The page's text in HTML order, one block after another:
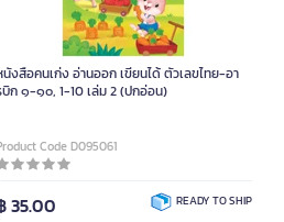
งสือคนเก่ง อ่านออก เขียนได้ ตัวเลขไทย-อา
บิก ๑-๑๐, 1-10 เล่ม 2 (ปกอ่อน)
Code D095061
35.00 READY TO SHIP